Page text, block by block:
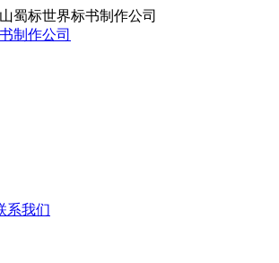
蜀标世界标书制作公司
系我们